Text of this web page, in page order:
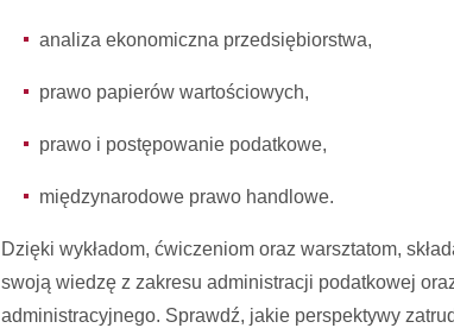
analiza ekonomiczna przedsiębiorstwa,
prawo papierów wartościowych,
prawo i postępowanie podatkowe,
międzynarodowe prawo handlowe.
Dzięki wykładom, ćwiczeniom oraz warsztatom,
swoją wiedzę z zakresu administracji podatkowej
administracyjnego. Sprawdź, jakie perspektywy